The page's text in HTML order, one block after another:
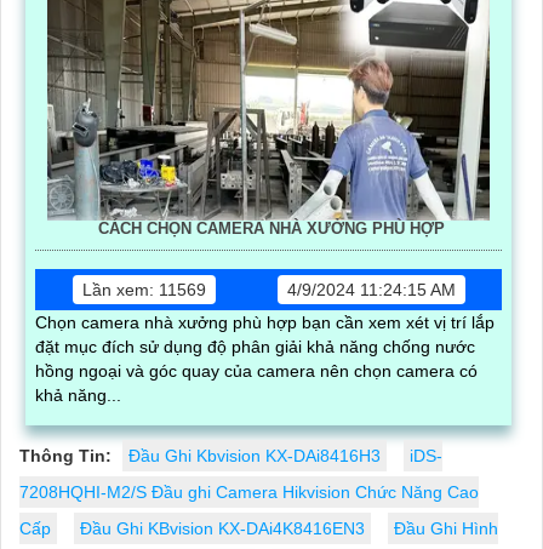
CÁCH CHỌN CAMERA NHÀ XƯỞNG PHÙ HỢP
Lần xem: 11569
4/9/2024 11:24:15 AM
Chọn camera nhà xưởng phù hợp bạn cần xem xét vị trí lắp
đặt mục đích sử dụng độ phân giải khả năng chống nước
hồng ngoại và góc quay của camera nên chọn camera có
khả năng...
Thông Tin: Đầu Ghi Kbvision KX-DAi8416H3
iDS-
7208HQHI-M2/S Đầu ghi Camera Hikvision Chức Năng Cao
Cấp
Đầu Ghi KBvision KX-DAi4K8416EN3
Đầu Ghi Hình